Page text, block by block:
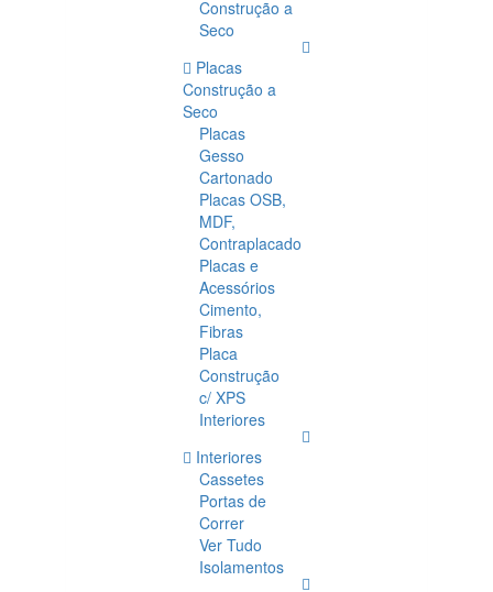
Construção a
Seco
Placas
Construção a
Seco
Placas
Gesso
Cartonado
Placas OSB,
MDF,
Contraplacado
Placas e
Acessórios
Cimento,
Fibras
Placa
Construção
c/ XPS
Interiores
Interiores
Cassetes
Portas de
Correr
Ver Tudo
Isolamentos